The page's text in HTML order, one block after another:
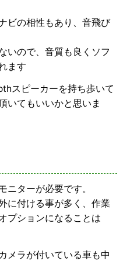
ビの相性もあり、音飛び
いので、音質も良くソフ
ます
スピーカーを持ち歩いて
いてもいいかと思いま
ニターが必要です。
に付ける事が多く、作業
プションになることは
メラが付いている車も中